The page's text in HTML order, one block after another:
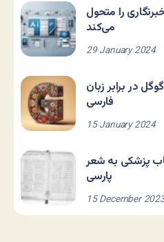
را متحول
می‌کند
29 January 2024
در برابر زبان
فارسی
15 January 2024
پزشکی به شعر
پارسی
15 December